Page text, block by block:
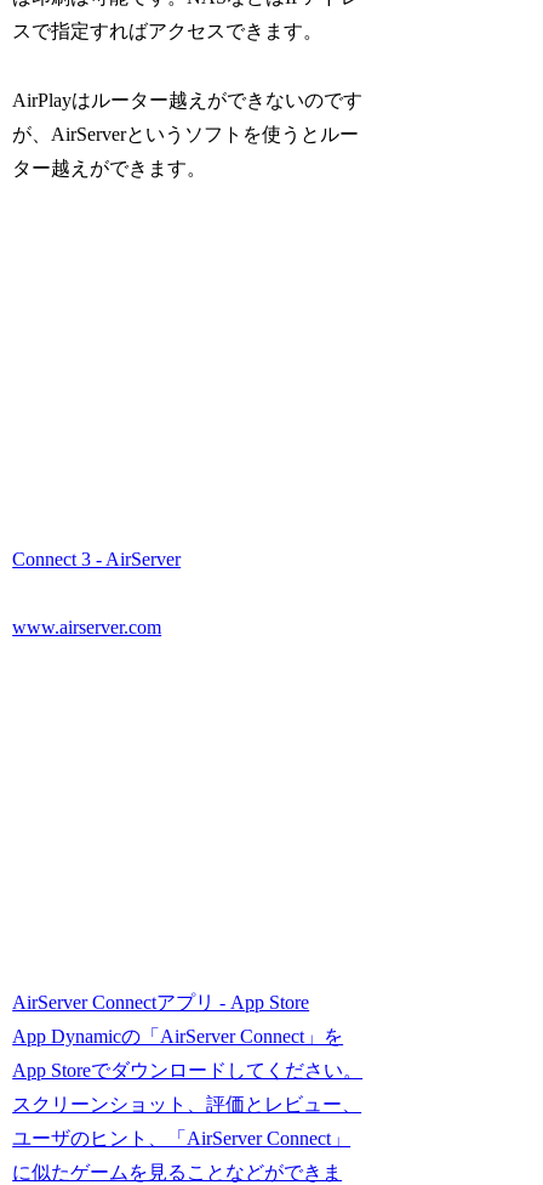
スで指定すればアクセスできます。
AirPlayはルーター越えができないのです
が、AirServerというソフトを使うとルー
ター越えができます。
Connect 3 - AirServer
www.airserver.com
AirServer Connectアプリ - App Store
App Dynamicの「AirServer Connect」を
App Storeでダウンロードしてください。
スクリーンショット、評価とレビュー、
ユーザのヒント、「AirServer Connect」
に似たゲームを見ることなどができま